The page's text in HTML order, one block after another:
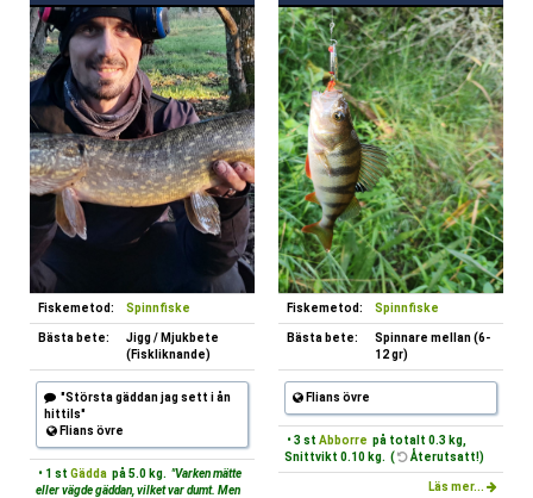
Fiskemetod: Spinnfiske
Bästa bete:
Jigg / Mjukbete
(Fiskliknande)
"Största gäddan jag sett i ån
hittils"
Flians övre
• 1 st Gädda på 5.0 kg. "Varken mätte
eller vägde gäddan, vilket var dumt. Men
Fiskemetod: Spinnfiske
Bästa bete:
Spinnare mellan (6-
12 gr)
Flians övre
• 3 st Abborre på totalt 0.3 kg,
Snittvikt 0.10 kg. (
Återutsatt!)
Läs mer...